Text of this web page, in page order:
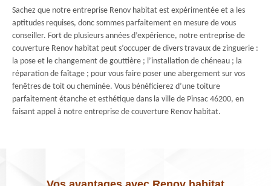
Sachez que notre entreprise Renov habitat est expérimentée et a les
aptitudes requises, donc sommes parfaitement en mesure de vous
conseiller. Fort de plusieurs années d’expérience, notre entreprise de
couverture Renov habitat peut s’occuper de divers travaux de zinguerie :
la pose et le changement de gouttière ; l’installation de chéneau ; la
réparation de faîtage ; pour vous faire poser une abergement sur vos
fenêtres de toit ou cheminée. Vous bénéficierez d’une toiture
parfaitement étanche et esthétique dans la ville de Pinsac 46200, en
faisant appel à notre entreprise de couverture Renov habitat.